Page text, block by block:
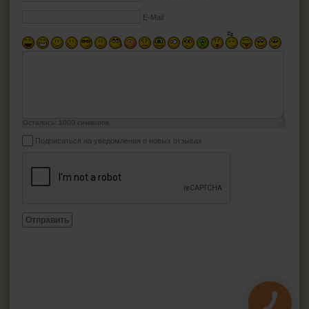
E-Mail
Осталось: 1000 символов
Подписаться на уведомления о новых отзывах
Отправить
КНОПКА
ЗВ'ЯЗКУ